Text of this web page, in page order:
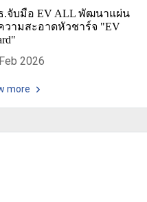
.จับมือ EV ALL พัฒนาแผ่น
วามสะอาดหัวชาร์จ "EV
2026
more